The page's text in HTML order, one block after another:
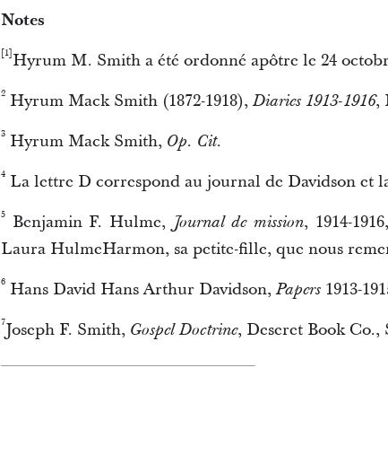
Notes
[1]Hyrum M. Smith a été ordonné apôtre le 24
2Hyrum Mack Smith (1872-1918),Diaries 1913-1916,
3Hyrum Mack Smith, Op. Cit.
4La lettre D correspond au journal de Davidson et
5Benjamin F. Hulme, Journal de mission, 1914-
Laura HulmeHarmon, sa petite-fille, que nous
6Hans David Hans Arthur Davidson,Papers 1913-
7Joseph F. Smith, Gospel Doctrine, Deseret Book Co.,